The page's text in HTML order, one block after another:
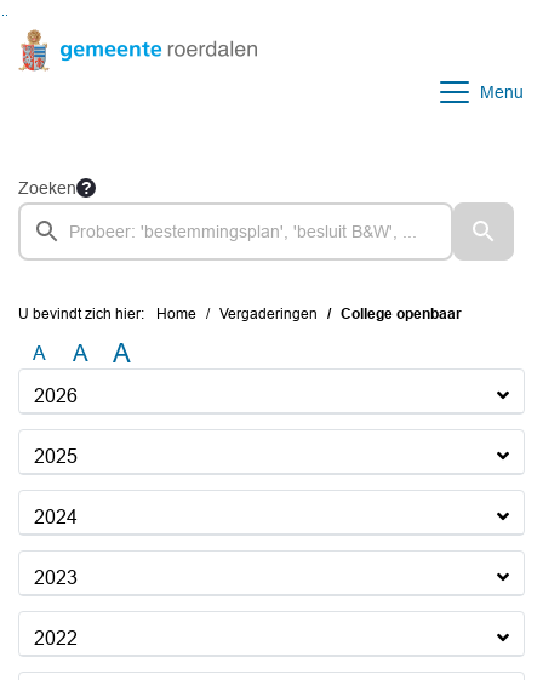
Ga naar de inhoud van deze pagina
Ga naar het zoeken
Ga naar het menu
Menu
Zoeken
U bevindt zich hier: Home Vergaderingen College openbaar
A A A
2026
2025
2024
2023
2022